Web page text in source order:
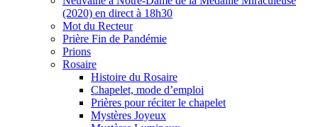
(2020) en direct à 18h30
Mot du Recteur
Prière Fin de Pandémie
Prions
Rosaire
Histoire du Rosaire
Chapelet, mode d’emploi
Prières pour réciter le chapelet
Mystères Joyeux